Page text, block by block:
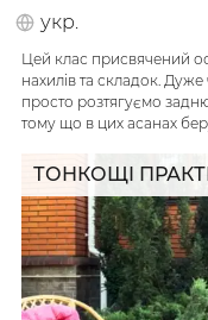
укр.
Цей клас присвячений
нахилів та складок.
просто розтягуємо
тому що в цих асанах
ТОНКОЩІ